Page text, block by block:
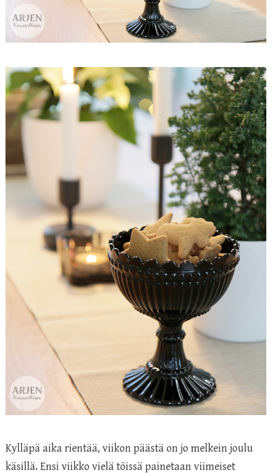
Kylläpä aika rientää, viikon päästä on jo melkein joulu
käsillä. Ensi viikko vielä töissä painetaan viimeiset